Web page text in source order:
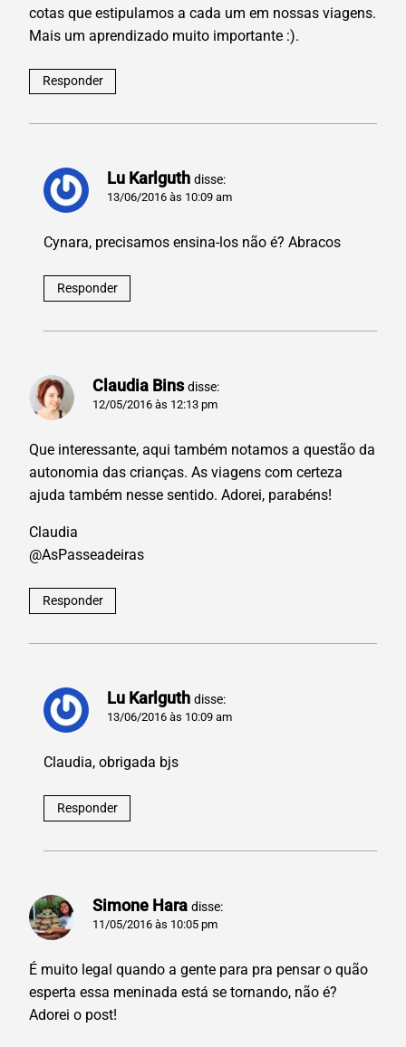
cotas que estipulamos a cada um em nossas viagens.
Mais um aprendizado muito importante :).
Responder
Lu Karlguth disse:
13/06/2016 às 10:09 am
Cynara, precisamos ensina-los não é? Abracos
Responder
Claudia Bins disse:
12/05/2016 às 12:13 pm
Que interessante, aqui também notamos a questão da
autonomia das crianças. As viagens com certeza
ajuda também nesse sentido. Adorei, parabéns!
Claudia
@AsPasseadeiras
Responder
Lu Karlguth disse:
13/06/2016 às 10:09 am
Claudia, obrigada bjs
Responder
Simone Hara disse:
11/05/2016 às 10:05 pm
É muito legal quando a gente para pra pensar o quão
esperta essa meninada está se tornando, não é?
Adorei o post!